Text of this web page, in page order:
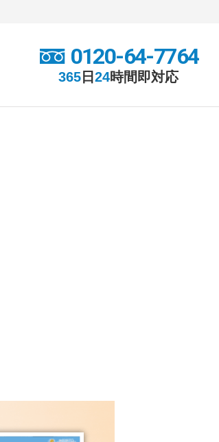
0120-64-7764
365 日 24時間即対応